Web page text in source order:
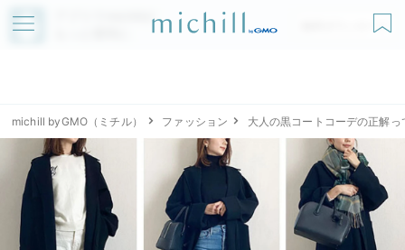
アプリでmichillが
無料ダウンロード
michill byGMO（ミチル） ファッション 大人の黒コートコーデの正解